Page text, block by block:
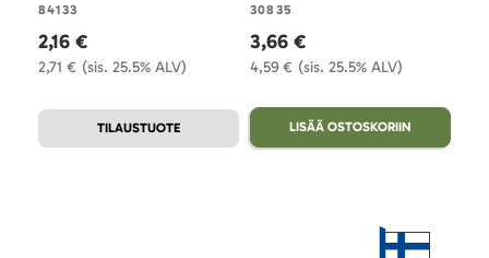
84133
(sis. 25.5% ALV)
2,71 €
2,16 €
TILAUSTUOTE
30835
(sis. 25.5% ALV)
4,59 €
3,66 €
LISÄÄ OSTOSKORIIN